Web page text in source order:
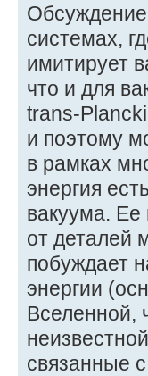
системах,
имитирует
что и для
trans-
и поэтому
в рамках
энергия
вакуума. Ее
от деталей
побуждает
энергии
Вселенной,
связанные